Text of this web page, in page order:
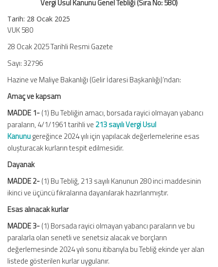
Vergi Usul Kanunu Genel Tebliği (Sıra No: 580)
Tarih: 28 Ocak 2025
VUK 580
28 Ocak 2025 Tarihli Resmi Gazete
Sayı: 32796
Hazine ve Maliye Bakanlığı (Gelir İdaresi Başkanlığı)’ndan:
Amaç ve kapsam
MADDE 1-(1) Bu Tebliğin amacı, borsada rayici olmayan yabancı
paraların, 4/1/1961 tarihli ve 213 sayılı Vergi Usul
Kanunugereğince 2024 yılı için yapılacak değerlemelerine esas
oluşturacak kurların tespit edilmesidir.
Dayanak
MADDE 2-(1) Bu Tebliğ, 213 sayılı Kanunun 280 inci maddesinin
ikinci ve üçüncü fıkralarına dayanılarak hazırlanmıştır.
Esas alınacak kurlar
MADDE 3-(1) Borsada rayici olmayan yabancı paraların ve bu
paralarla olan senetli ve senetsiz alacak ve borçların
değerlemesinde 2024 yılı sonu itibarıyla bu Tebliğ ekinde yer alan
listede gösterilen kurlar uygulanır.